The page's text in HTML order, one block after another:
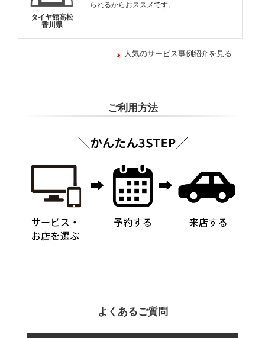
タイヤ館高松
香川県
られるからおススメです。
人気のサービス事例紹介を見る
ご利用方法
よくあるご質問